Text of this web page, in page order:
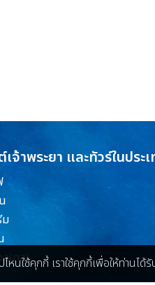
จ้าพระยา และทัวร์ในประ
ม
ไหนใช้คุกกี้ เราใช้คุกกี้เพื่อให้ท่านไ